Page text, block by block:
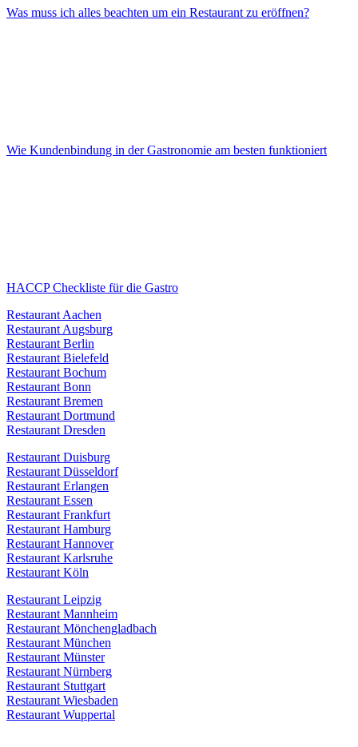
Was muss ich alles beachten um ein Restaurant zu eröffnen?
Wie Kundenbindung in der Gastronomie am besten funktioniert
HACCP Checkliste für die Gastro
Restaurant Aachen
Restaurant Augsburg
Restaurant Berlin
Restaurant Bielefeld
Restaurant Bochum
Restaurant Bonn
Restaurant Bremen
Restaurant Dortmund
Restaurant Dresden
Restaurant Duisburg
Restaurant Düsseldorf
Restaurant Erlangen
Restaurant Essen
Restaurant Frankfurt
Restaurant Hamburg
Restaurant Hannover
Restaurant Karlsruhe
Restaurant Köln
Restaurant Leipzig
Restaurant Mannheim
Restaurant Mönchengladbach
Restaurant München
Restaurant Münster
Restaurant Nürnberg
Restaurant Stuttgart
Restaurant Wiesbaden
Restaurant Wuppertal